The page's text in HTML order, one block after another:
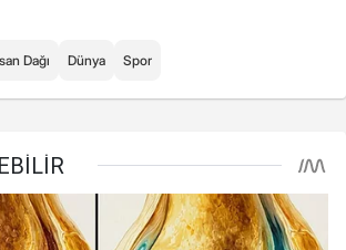
Dağı Dünya Spor